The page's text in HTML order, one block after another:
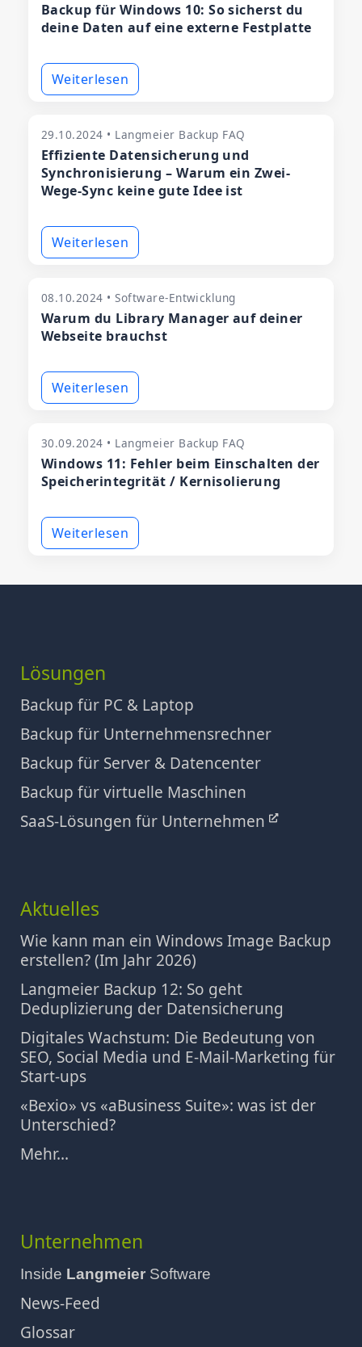
Backup für Windows 10: So sicherst du
deine Daten auf eine externe Festplatte
Weiterlesen
29.10.2024 • Langmeier Backup FAQ
Effiziente Datensicherung und
Synchronisierung – Warum ein Zwei-
Wege-Sync keine gute Idee ist
Weiterlesen
08.10.2024 • Software-Entwicklung
Warum du Library Manager auf deiner
Webseite brauchst
Weiterlesen
30.09.2024 • Langmeier Backup FAQ
Windows 11: Fehler beim Einschalten der
Speicherintegrität / Kernisolierung
Weiterlesen
Lösungen
Backup für PC & Laptop
Backup für Unternehmensrechner
Backup für Server & Datencenter
Backup für virtuelle Maschinen
SaaS-Lösungen für Unternehmen
Aktuelles
Wie kann man ein Windows Image Backup
erstellen? (Im Jahr 2026)
Langmeier Backup 12: So geht
Deduplizierung der Datensicherung
Digitales Wachstum: Die Bedeutung von
SEO, Social Media und E-Mail-Marketing für
Start-ups
«Bexio» vs «aBusiness Suite»: was ist der
Unterschied?
Mehr...
Unternehmen
Inside Langmeier Software
News-Feed
Glossar